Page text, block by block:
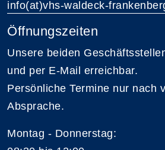
info(at)vhs-waldeck-
Öffnungszeiten
Unsere beiden
und per E-Mail erreichbar.
Persönliche Termine nur nach
Absprache.
Montag - Donnerstag: